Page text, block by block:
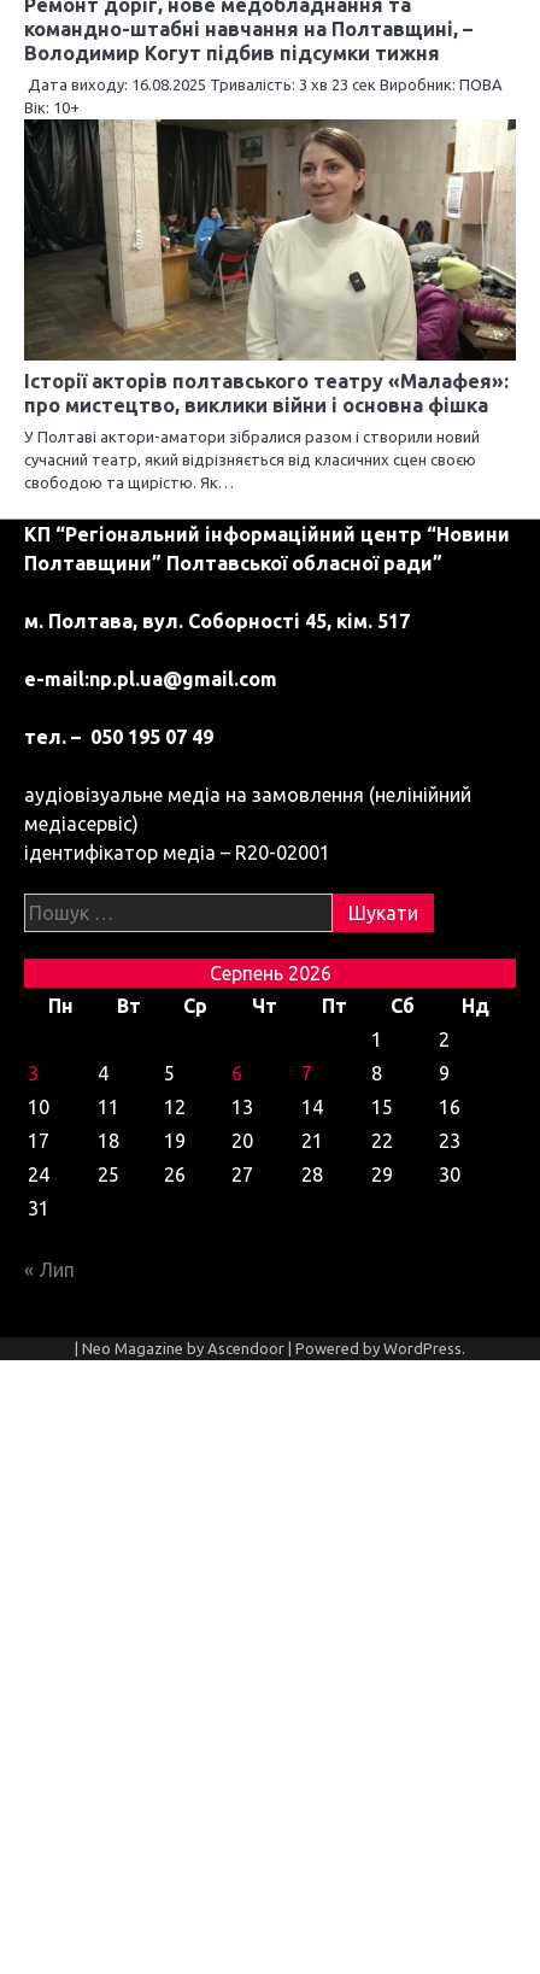
Ремонт доріг, нове медобладнання та
командно-штабні навчання на Полтавщині, –
Володимир Когут підбив підсумки тижня
Дата виходу: 16.08.2025 Тривалість: 3 хв 23 сек Виробник: ПОВА
Вік: 10+
Історії акторів полтавського театру «Малафея»:
про мистецтво, виклики війни і основна фішка
У Полтаві актори-аматори зібралися разом і створили новий
сучасний театр, який відрізняється від класичних сцен своєю
свободою та щирістю. Як…
КП “Регіональний інформаційний центр “Новини
Полтавщини” Полтавської обласної ради”
м. Полтава, вул. Соборності 45, кім. 517
e-mail:np.pl.ua@gmail.com
тел. – 050 195 07 49
аудіовізуальне медіа на замовлення (нелінійний
медіасервіс)
ідентифікатор медіа – R20-02001
Пошук:
Серпень 2026
Пн
Вт Ср Чт Пт Сб
Нд
1
2
3
4 5 6 7 8
9
10
11 12 13 14 15
16
17
18 19 20 21 22
23
24
25 26 27 28 29
30
31
« Лип
| Neo Magazine by Ascendoor | Powered by WordPress